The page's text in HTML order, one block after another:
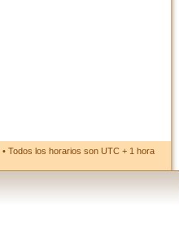
• Todos los horarios son UTC + 1 hora